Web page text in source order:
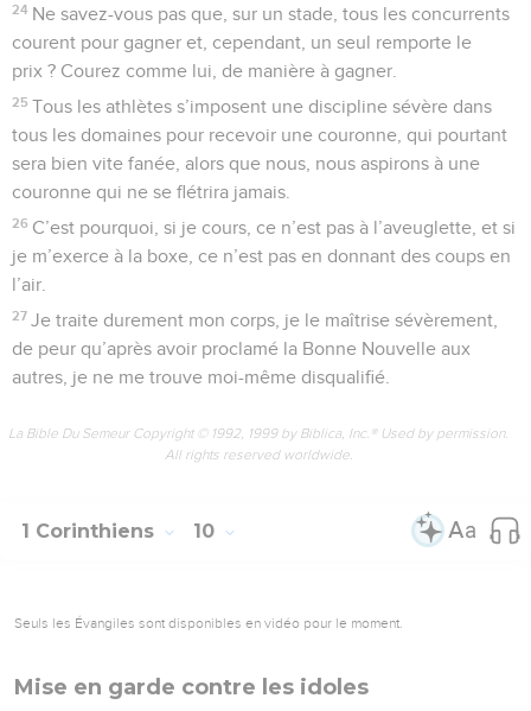
24 Ne savez-vous pas que, sur un stade, tous les concurrents
courent pour gagner et, cependant, un seul remporte le
prix ? Courez comme lui, de manière à gagner.
25 Tous les athlètes s’imposent une discipline sévère dans
tous les domaines pour recevoir une couronne, qui pourtant
sera bien vite fanée, alors que nous, nous aspirons à une
couronne qui ne se flétrira jamais.
26 C’est pourquoi, si je cours, ce n’est pas à l’aveuglette, et si
je m’exerce à la boxe, ce n’est pas en donnant des coups en
l’air.
27 Je traite durement mon corps, je le maîtrise sévèrement,
de peur qu’après avoir proclamé la Bonne Nouvelle aux
autres, je ne me trouve moi-même disqualifié.
La Bible Du Semeur Copyright © 1992, 1999 by Biblica, Inc.® Used by permission.
All rights reserved worldwide.
1 Corinthiens 10
Seuls les Évangiles sont disponibles en vidéo pour le moment.
Mise en garde contre les idoles